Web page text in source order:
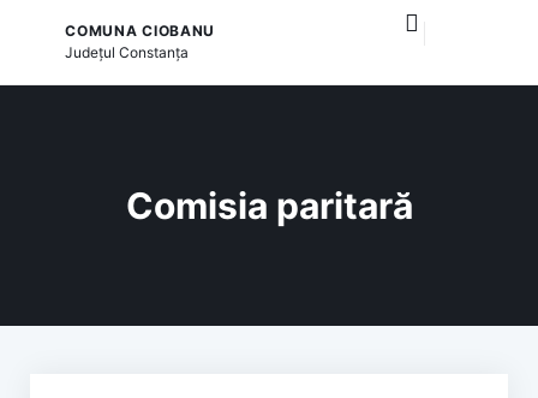
COMUNA CIOBANU
JudețulConstanța
Comisia paritară